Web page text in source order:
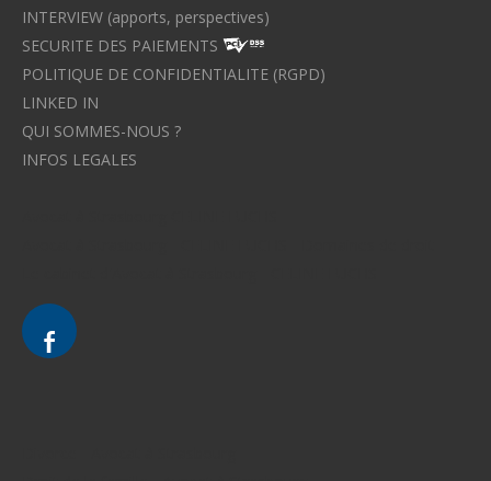
INTERVIEW (apports, perspectives)
SECURITE DES PAIEMENTS
POLITIQUE DE CONFIDENTIALITE (RGPD)
LINKED IN
QUI SOMMES-NOUS ?
INFOS LEGALES